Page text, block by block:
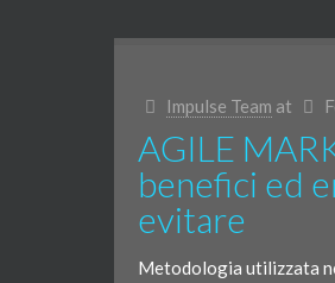
Impulse Team at
AGILE
benefici ed
evitare
Metodologia utilizzata